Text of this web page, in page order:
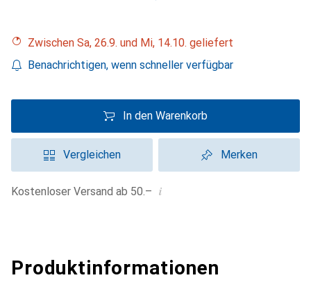
Zwischen Sa, 26.9. und Mi, 14.10. geliefert
Benachrichtigen, wenn schneller verfügbar
In den Warenkorb
Vergleichen Merken
Kostenloser Versand ab 50.– i
Produktinformationen